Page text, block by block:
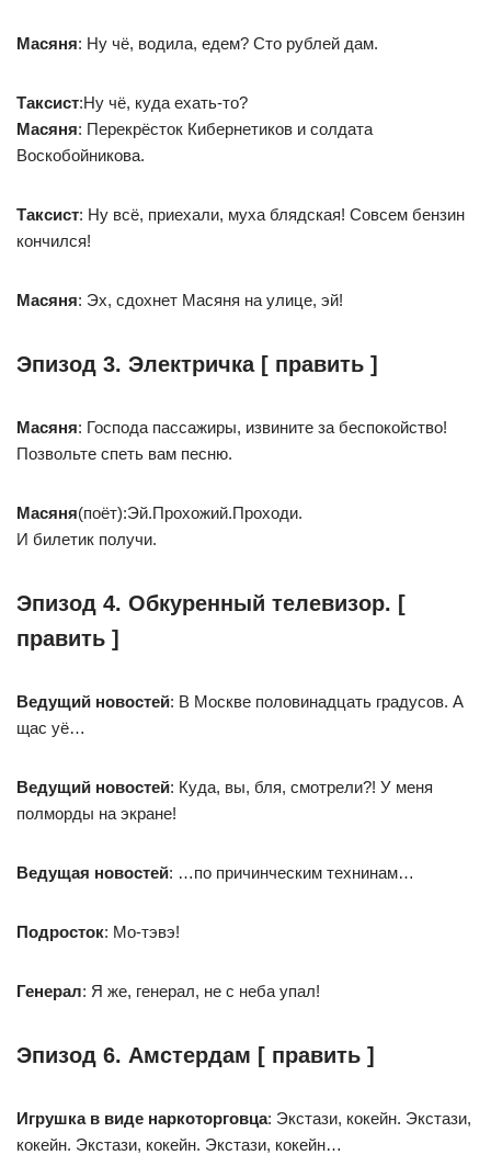
Масяня: Ну чё, водила, едем? Сто рублей дам.
Таксист:Ну чё, куда ехать-то?
Масяня: Перекрёсток Кибернетиков и солдата
Воскобойникова.
Таксист: Ну всё, приехали, муха блядская! Совсем бензин
кончился!
Масяня: Эх, сдохнет Масяня на улице, эй!
Эпизод 3. Электричка [ править ]
Масяня: Господа пассажиры, извините за беспокойство!
Позвольте спеть вам песню.
Масяня(поёт):Эй.Прохожий.Проходи.
И билетик получи.
Эпизод 4. Обкуренный телевизор. [
править ]
Ведущий новостей: В Москве половинадцать градусов. А
щас уё…
Ведущий новостей: Куда, вы, бля, смотрели?! У меня
полморды на экране!
Ведущая новостей: …по причинческим технинам…
Подросток: Мо-тэвэ!
Генерал: Я же, генерал, не с неба упал!
Эпизод 6. Амстердам [ править ]
Игрушка в виде наркоторговца: Экстази, кокейн. Экстази,
кокейн. Экстази, кокейн. Экстази, кокейн…